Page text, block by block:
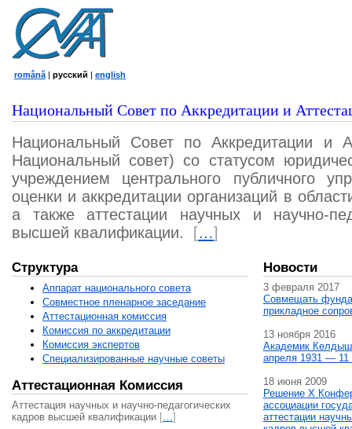
română | русский | english
Национальный Совет по Аккредитации и
Национальный Совет по Аккредитации и
Национальный совет) со статусом
учреждением центрального публичного
оценки и аккредитации организаций в
а также аттестации научных и научно-
высшей квалификации.
[…]
Структура
Аппарат национального совета
Совместное пленарное заседание
Аттестационная комисcия
Комиссия по аккредитации
Комиссия экспертов
Специализированные научные советы
Аттестационная Комиссия
Аттестация научных и научно-педагогических
кадров высшей квалификации […]
Новости
3 февраля 2017
Совмещать
прикладное
13 ноября 2016
Академик
апреля 1931 — 11
18 июня 2009
Решение X
ассоциации
аттестации